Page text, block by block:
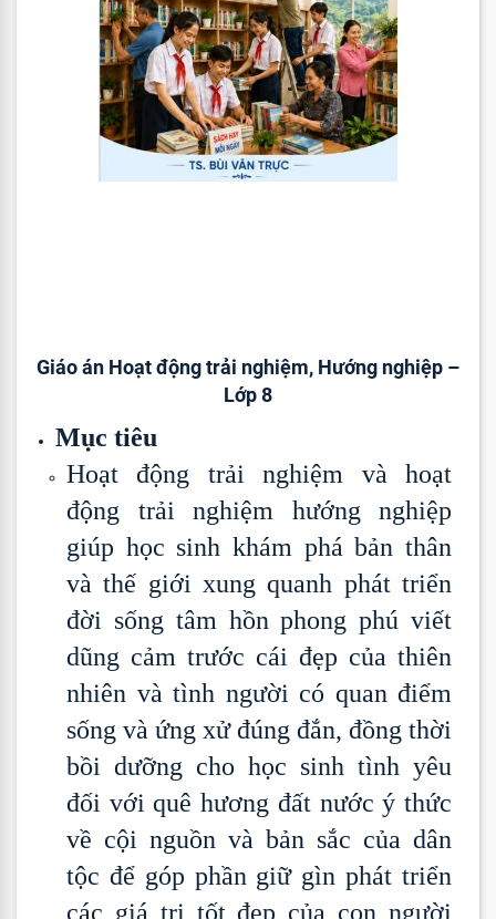
Giáo án Hoạt động trải nghiệm, Hướng nghiệp –
Lớp 8
Mục tiêu
Hoạt động trải nghiệm và hoạt
động trải nghiệm hướng nghiệp
giúp học sinh khám phá bản thân
và thế giới xung quanh phát triển
đời sống tâm hồn phong phú viết
dũng cảm trước cái đẹp của thiên
nhiên và tình người có quan điểm
sống và ứng xử đúng đắn, đồng thời
bồi dưỡng cho học sinh tình yêu
đối với quê hương đất nước ý thức
về cội nguồn và bản sắc của dân
tộc để góp phần giữ gìn phát triển
các giá trị tốt đẹp của con người